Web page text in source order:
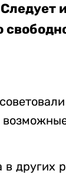
в других